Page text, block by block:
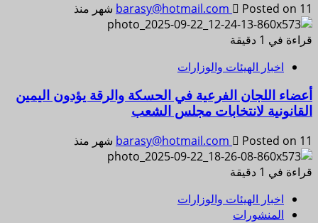
barasy@hotmail.com Posted on 11 شهر منذ
قراءة في 1 دقيقة
اخبار الهيئات والوزارات
أعضاء اللجان الفرعية في الحسكة والرقة يؤدون اليمين
القانونية لانتخابات مجلس الشعب
barasy@hotmail.com Posted on 11 شهر منذ
قراءة في 1 دقيقة
اخبار الهيئات والوزارات
المنشورات